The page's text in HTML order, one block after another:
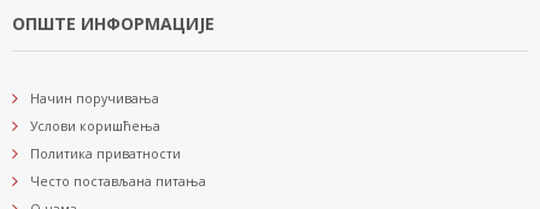
ОПШТЕ ИНФОРМАЦИЈЕ
Начин поручивања
Услови коришћења
Политика приватности
Често постављана питања